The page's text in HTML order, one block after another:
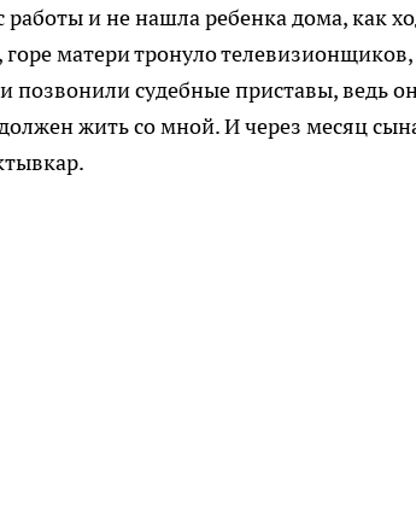
и не нашла ребенка дома, как
матери тронуло
позвонили судебные приставы, ведь
жить со мной. И через месяц